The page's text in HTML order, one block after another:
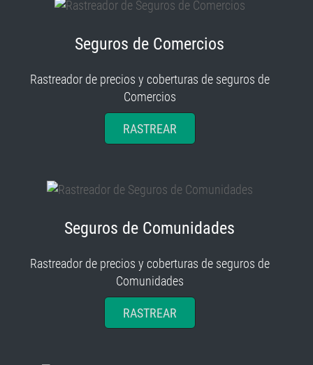
Seguros de Comercios
Rastreador de precios y coberturas de seguros de
Comercios
RASTREAR
Seguros de Comunidades
Rastreador de precios y coberturas de seguros de
Comunidades
RASTREAR